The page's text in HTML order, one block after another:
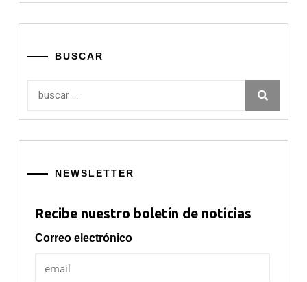
BUSCAR
NEWSLETTER
Recibe nuestro boletín de noticias
Correo electrónico